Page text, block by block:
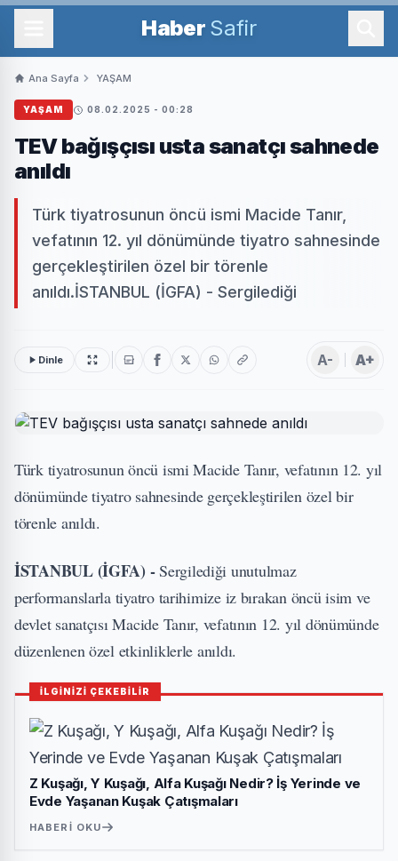
Haber Safir
Ana Sayfa YAŞAM
YAŞAM 08.02.2025 - 00:28
TEV bağışçısı usta sanatçı sahnede
anıldı
Türk tiyatrosunun öncü ismi Macide Tanır,
vefatının 12. yıl dönümünde tiyatro sahnesinde
gerçekleştirilen özel bir törenle
anıldı.İSTANBUL (İGFA) - Sergilediği
Dinle A- A+
Türk tiyatrosunun öncü ismi Macide Tanır, vefatının 12. yıl
dönümünde tiyatro sahnesinde gerçekleştirilen özel bir
törenle anıldı.
İSTANBUL (İGFA) -Sergilediği unutulmaz
performanslarla tiyatro tarihimize iz bırakan öncü isim ve
devlet sanatçısı Macide Tanır, vefatının 12. yıl dönümünde
düzenlenen özel etkinliklerle anıldı.
İLGİNİZİ ÇEKEBİLİR
Z Kuşağı, Y Kuşağı, Alfa Kuşağı Nedir? İş Yerinde ve
Evde Yaşanan Kuşak Çatışmaları
HABERI OKU